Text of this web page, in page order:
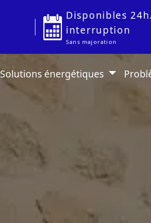
Disponibles
interruption
Sans majoration
Solutions énergétiques